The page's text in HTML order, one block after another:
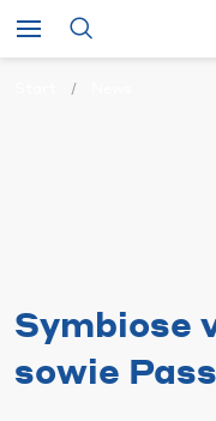
Symbiose
sowie